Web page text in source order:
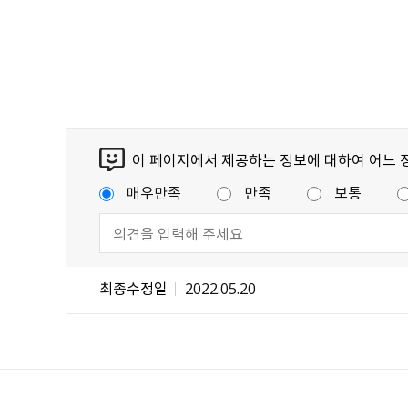
이 페이지에서 제공하는 정보에 대하여 어느
매우만족
만족 보통
최종수정일 2022.05.20